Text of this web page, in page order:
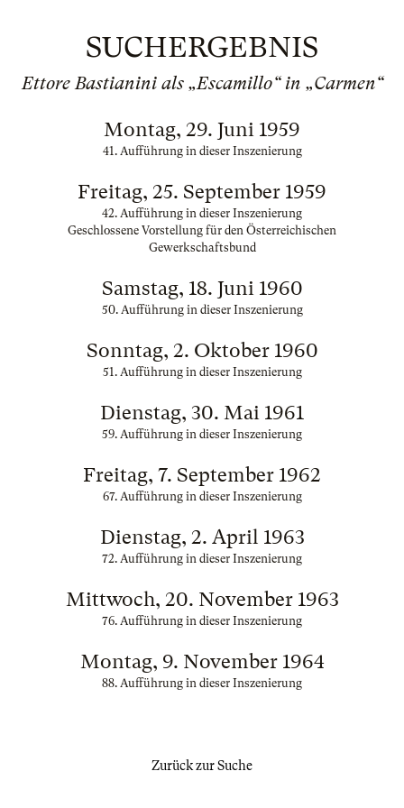
SUCHERGEBNIS
Ettore Bastianini als „Escamillo“ in „Carmen“
Montag, 29. Juni 1959
41. Aufführung in dieser Inszenierung
Freitag, 25. September 1959
42. Aufführung in dieser Inszenierung
Geschlossene Vorstellung für den Österreichischen
Gewerkschaftsbund
Samstag, 18. Juni 1960
50. Aufführung in dieser Inszenierung
Sonntag, 2. Oktober 1960
51. Aufführung in dieser Inszenierung
Dienstag, 30. Mai 1961
59. Aufführung in dieser Inszenierung
Freitag, 7. September 1962
67. Aufführung in dieser Inszenierung
Dienstag, 2. April 1963
72. Aufführung in dieser Inszenierung
Mittwoch, 20. November 1963
76. Aufführung in dieser Inszenierung
Montag, 9. November 1964
88. Aufführung in dieser Inszenierung
Zurück zur Suche